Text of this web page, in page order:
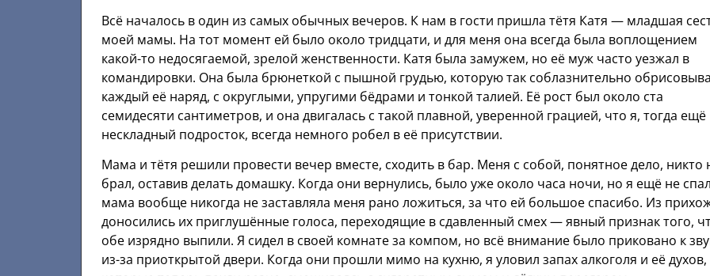
Всё началось в один из самых обычных вечеров. К нам в гости пришла тётя Катя — младшая
моей мамы. На тот момент ей было около тридцати, и для меня она всегда была воплощением
какой-то недосягаемой, зрелой женственности. Катя была замужем, но её муж часто уезжал в
командировки. Она была брюнеткой с пышной грудью, которую так соблазнительно
каждый её наряд, с округлыми, упругими бёдрами и тонкой талией. Её рост был около ста
семидесяти сантиметров, и она двигалась с такой плавной, уверенной грацией, что я, тогда ещё
нескладный подросток, всегда немного робел в её присутствии.
Мама и тётя решили провести вечер вместе, сходить в бар. Меня с собой, понятное дело, никто
брал, оставив делать домашку. Когда они вернулись, было уже около часа ночи, но я ещё не
мама вообще никогда не заставляла меня рано ложиться, за что ей большое спасибо. Из
доносились их приглушённые голоса, переходящие в сдавленный смех — явный признак того,
обе изрядно выпили. Я сидел в своей комнате за компом, но всё внимание было приковано к
из-за приоткрытой двери. Когда они прошли мимо на кухню, я уловил запах алкоголя и её духов,